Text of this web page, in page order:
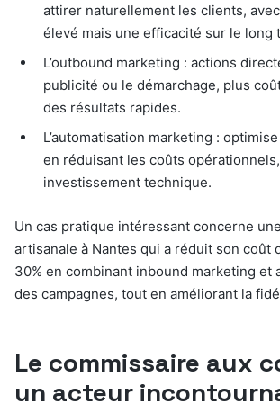
attirer naturellement les clients,
élevé mais une efficacité sur le long
L’outbound marketing : actions
publicité ou le démarchage, plus
des résultats rapides.
L’automatisation marketing :
en réduisant les coûts
investissement technique.
Un cas pratique intéressant concerne
artisanale à Nantes qui a réduit son coût
30% en combinant inbound marketing et
des campagnes, tout en améliorant la
Le commissaire aux
un acteur